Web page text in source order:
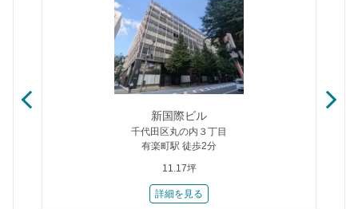
新国際ビル
千代田区丸の内３丁目
有楽町駅 徒歩2分
11.17坪
詳細を見る